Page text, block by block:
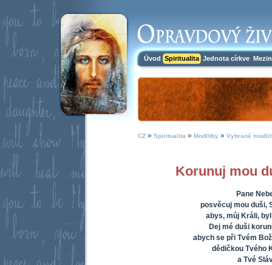
Úvod Spiritualita Jednota církve
CZ » Spiritualita » Modlitby » Vybrané
Korunuj mou
Pane
posvěcuj mou duši,
abys, můj Králi,
Dej mé duši
abych se při Tvém
dědičkou Tvého
a Tvé